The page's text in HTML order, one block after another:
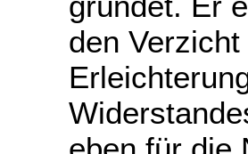
den